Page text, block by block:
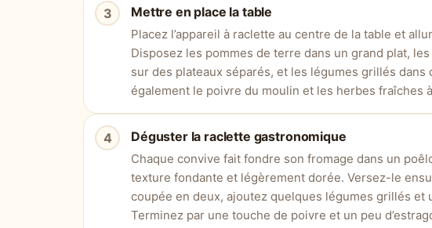
Mettre en place la table
Placez l’appareil à raclette au centre de la table et
Disposez les pommes de terre dans un grand plat,
sur des plateaux séparés, et les légumes grillés dans
également le poivre du moulin et les herbes fraîches
Déguster la raclette gastronomique
Chaque convive fait fondre son fromage dans un
texture fondante et légèrement dorée. Versez-le
coupée en deux, ajoutez quelques légumes grillés et
Terminez par une touche de poivre et un peu